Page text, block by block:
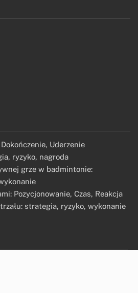
Uderzenie
ryzyko, nagroda
grze w badmintonie:
Pozycjonowanie, Czas, Reakcja
strategia, ryzyko, wykonanie